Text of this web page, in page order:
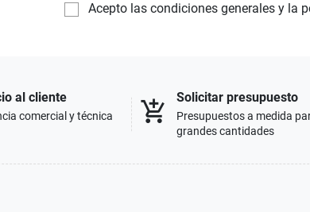
Acepto las condiciones generales y la
al cliente
comercial y técnica add_shopping_cart
Solicitar presupuesto
Presupuestos a medida
grandes cantidades